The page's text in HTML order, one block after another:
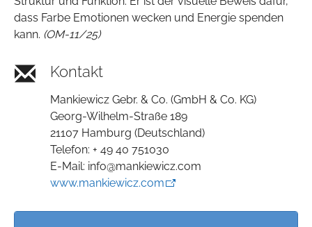
dass Farbe Emotionen wecken und Energie spenden
kann. (OM-11/25)
Kontakt
Mankiewicz Gebr. & Co. (GmbH & Co. KG)
Georg-Wilhelm-Straße 189
21107 Hamburg (Deutschland)
Telefon: + 49 40 751030
E-Mail: info@mankiewicz.com
www.mankiewicz.com